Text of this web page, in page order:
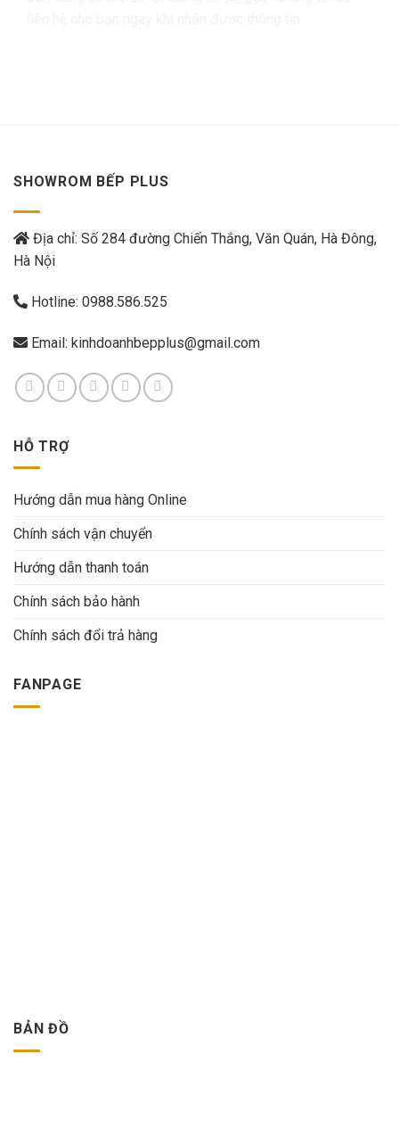
SHOWROM BẾP PLUS
Địa chỉ: Số 284 đường Chiến Thắng, Văn Quán, Hà Đông,
Hà Nội
Hotline: 0988.586.525
Email: kinhdoanhbepplus@gmail.com
HỖ TRỢ
Hướng dẫn mua hàng Online
Chính sách vận chuyển
Hướng dẫn thanh toán
Chính sách bảo hành
Chính sách đổi trả hàng
FANPAGE
BẢN ĐỒ